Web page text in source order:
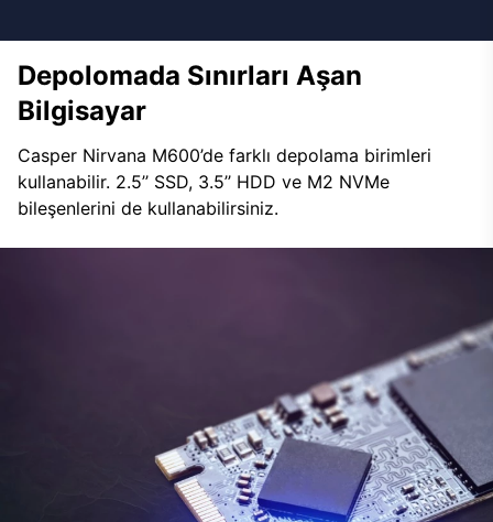
Depolomada Sınırları Aşan
Bilgisayar
Casper Nirvana M600’de farklı depolama birimleri
kullanabilir. 2.5’’ SSD, 3.5’’ HDD ve M2 NVMe
bileşenlerini de kullanabilirsiniz.